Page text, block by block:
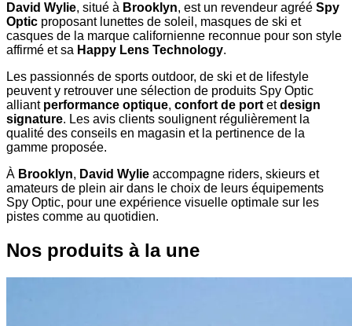
David Wylie, situé à Brooklyn, est un revendeur agréé Spy
Optic proposant lunettes de soleil, masques de ski et
casques de la marque californienne reconnue pour son style
affirmé et sa Happy Lens Technology.
Les passionnés de sports outdoor, de ski et de lifestyle
peuvent y retrouver une sélection de produits Spy Optic
alliant performance optique, confort de portetdesign
signature. Les avis clients soulignent régulièrement la
qualité des conseils en magasin et la pertinence de la
gamme proposée.
À Brooklyn, David Wylie accompagne riders, skieurs et
amateurs de plein air dans le choix de leurs équipements
Spy Optic, pour une expérience visuelle optimale sur les
pistes comme au quotidien.
Nos produits à la une